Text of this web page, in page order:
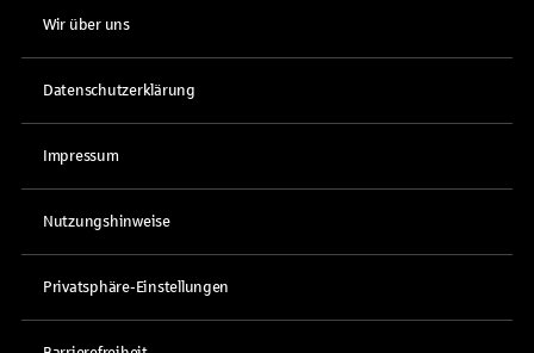
Wir über uns
Datenschutzerklärung
Impressum
Nutzungshinweise
Privatsphäre-Einstellungen